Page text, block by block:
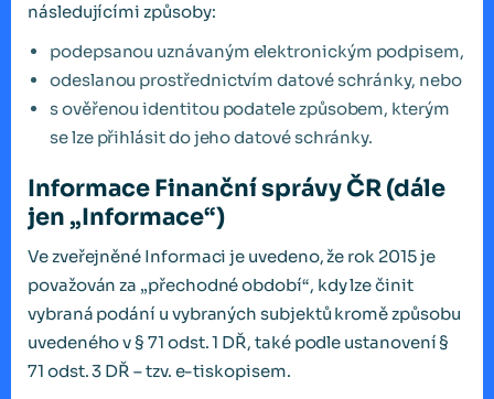
následujícími způsoby:
podepsanou uznávaným elektronickým podpisem,
odeslanou prostřednictvím datové schránky, nebo
s ověřenou identitou podatele způsobem, kterým
se lze přihlásit do jeho datové schránky.
Informace Finanční správy ČR (dále
jen „Informace“)
Ve zveřejněné Informaci je uvedeno, že rok 2015 je
považován za „přechodné období“, kdy lze činit
vybraná podání u vybraných subjektů kromě způsobu
uvedeného v § 71 odst. 1 DŘ, také podle ustanovení §
71 odst. 3 DŘ – tzv. e-tiskopisem.